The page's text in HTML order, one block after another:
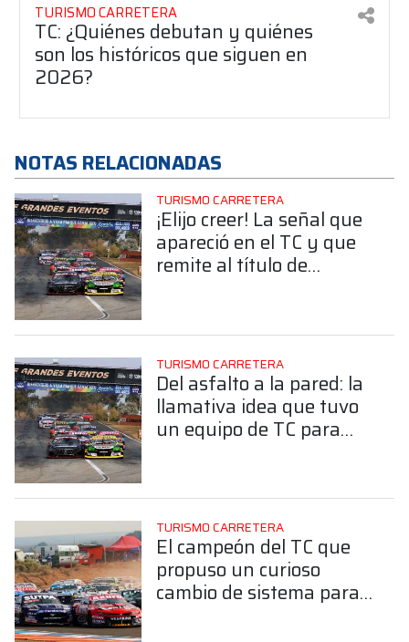
TURISMO CARRETERA
TC: ¿Quiénes debutan y quiénes
son los históricos que siguen en
2026?
NOTAS RELACIONADAS
TURISMO CARRETERA
¡Elijo creer! La señal que
apareció en el TC y que
remite al título de
TURISMO CARRETERA
Del asfalto a la pared: la
llamativa idea que tuvo
un equipo de TC para
TURISMO CARRETERA
El campeón del TC que
propuso un curioso
cambio de sistema para